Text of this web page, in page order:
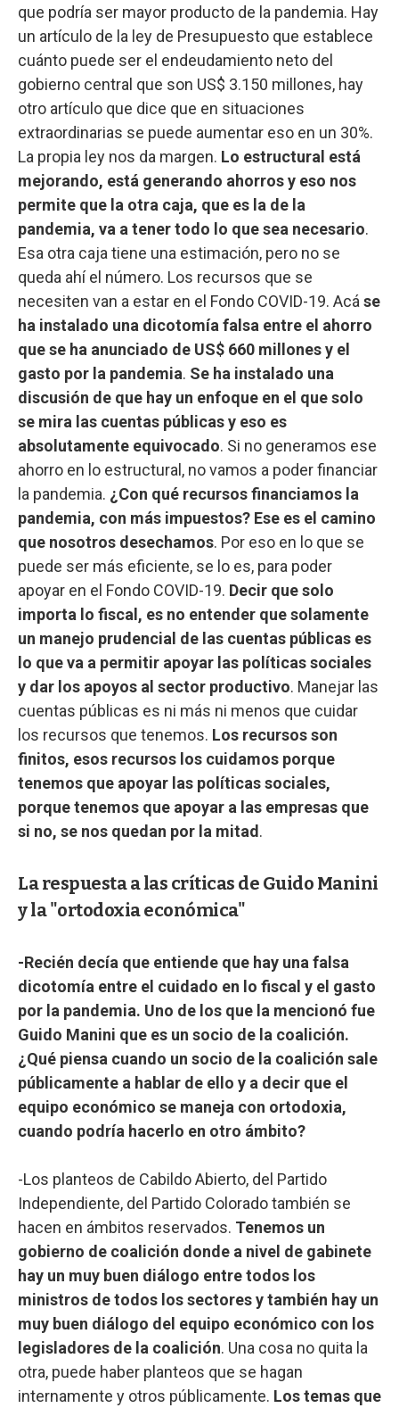
que podría ser mayor producto de la pandemia. Hay
un artículo de la ley de Presupuesto que establece
cuánto puede ser el endeudamiento neto del
gobierno central que son US$ 3.150 millones, hay
otro artículo que dice que en situaciones
extraordinarias se puede aumentar eso en un 30%.
La propia ley nos da margen. Lo estructural está
mejorando, está generando ahorros y eso nos
permite que la otra caja, que es la de la
pandemia, va a tener todo lo que sea necesario.
Esa otra caja tiene una estimación, pero no se
queda ahí el número. Los recursos que se
necesiten van a estar en el Fondo COVID-19. Acáse
ha instalado una dicotomía falsa entre el ahorro
que se ha anunciado de US$ 660 millones y el
gasto por la pandemia. Se ha instalado una
discusión de que hay un enfoque en el que solo
se mira las cuentas públicas y eso es
absolutamente equivocado. Si no generamos ese
ahorro en lo estructural, no vamos a poder financiar
la pandemia. ¿Con qué recursos financiamos la
pandemia, con más impuestos? Ese es el camino
que nosotros desechamos. Por eso en lo que se
puede ser más eficiente, se lo es, para poder
apoyar en el Fondo COVID-19. Decir que solo
importa lo fiscal, es no entender que solamente
un manejo prudencial de las cuentas públicas es
lo que va a permitir apoyar las políticas sociales
y dar los apoyos al sector productivo. Manejar las
cuentas públicas es ni más ni menos que cuidar
los recursos que tenemos. Los recursos son
finitos, esos recursos los cuidamos porque
tenemos que apoyar las políticas sociales,
porque tenemos que apoyar a las empresas que
si no, se nos quedan por la mitad.
La respuesta a las críticas de Guido Manini
y la "ortodoxia económica"
-Recién decía que entiende que hay una falsa
dicotomía entre el cuidado en lo fiscal y el gasto
por la pandemia. Uno de los que la mencionó fue
Guido Manini que es un socio de la coalición.
¿Qué piensa cuando un socio de la coalición sale
públicamente a hablar de ello y a decir que el
equipo económico se maneja con ortodoxia,
cuando podría hacerlo en otro ámbito?
-Los planteos de Cabildo Abierto, del Partido
Independiente, del Partido Colorado también se
hacen en ámbitos reservados. Tenemos un
gobierno de coalición donde a nivel de gabinete
hay un muy buen diálogo entre todos los
ministros de todos los sectores y también hay un
muy buen diálogo del equipo económico con los
legisladores de la coalición. Una cosa no quita la
otra, puede haber planteos que se hagan
internamente y otros públicamente. Los temas que